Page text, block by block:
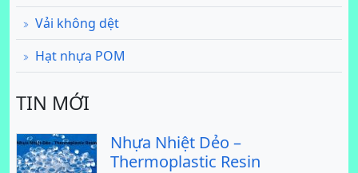
Vải không dệt
Hạt nhựa POM
TIN MỚI
Nhựa Nhiệt Dẻo –
Thermoplastic Resin